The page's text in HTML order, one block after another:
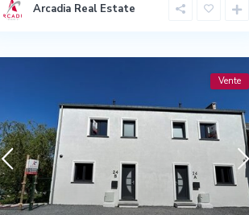
Arcadia Real Estate
Vente